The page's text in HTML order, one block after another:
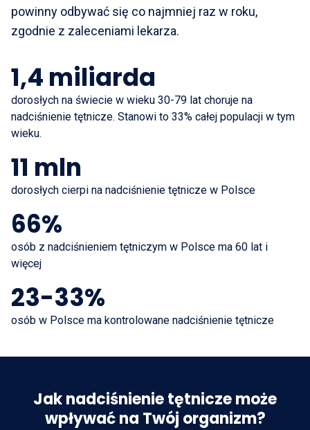
powinny odbywać się co najmniej raz w roku,
zgodnie z zaleceniami lekarza.
1,4 miliarda
dorosłych na świecie w wieku 30-79 lat choruje na
nadciśnienie tętnicze. Stanowi to 33% całej populacji w tym
wieku.
11 mln
dorosłych cierpi na nadciśnienie tętnicze w Polsce
66%
osób z nadciśnieniem tętniczym w Polsce ma 60 lat i
więcej
23-33%
osób w Polsce ma kontrolowane nadciśnienie tętnicze
Jak nadciśnienie tętnicze może
wpływać na Twój organizm?